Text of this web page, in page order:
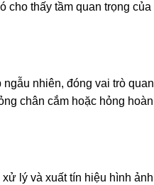
cho thấy tầm quan trọng của
nhiên, đóng vai trò quan
chân cắm hoặc hỏng hoàn
lý và xuất tín hiệu hình ảnh